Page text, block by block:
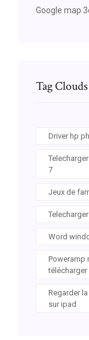
Google map
Tag Clouds
Driver hp
7
Jeux de
Word
Poweramp
Regarder
sur ipad